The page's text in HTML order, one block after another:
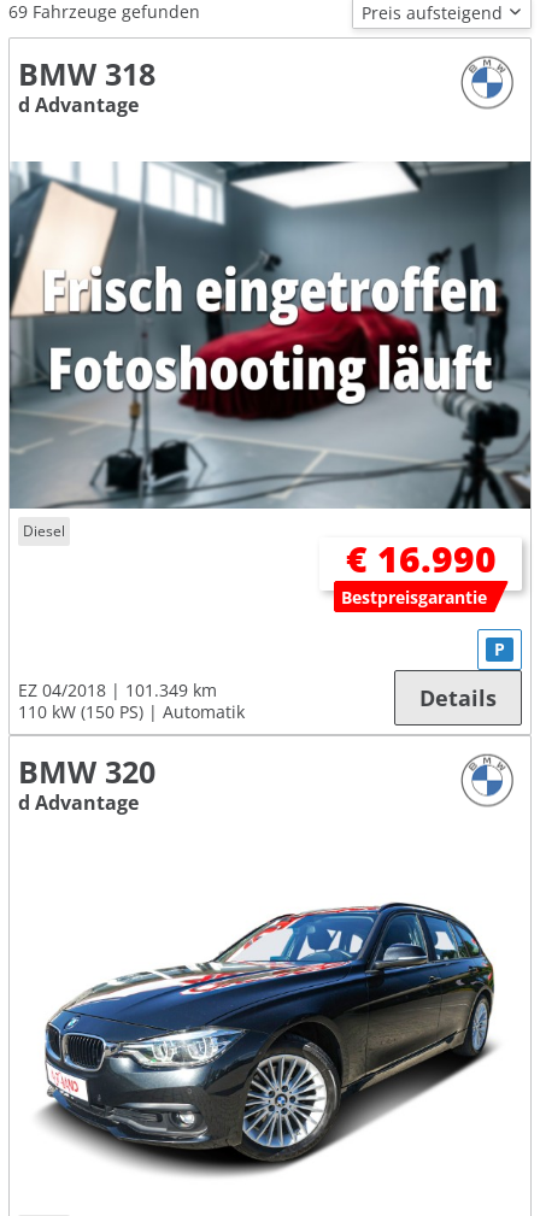
69 Fahrzeuge gefunden
BMW 318
d Advantage
Diesel
€ 16.990
Bestpreisgarantie
EZ 04/2018
101.349 km
110 kW (150 PS)
Automatik
P
Details
BMW 320
d Advantage